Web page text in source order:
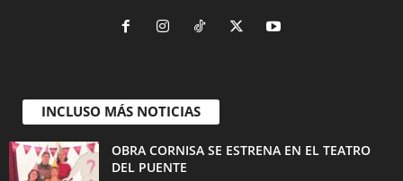
INCLUSO MÁS NOTICIAS
OBRA CORNISA SE ESTRENA EN EL TEATRO
DEL PUENTE